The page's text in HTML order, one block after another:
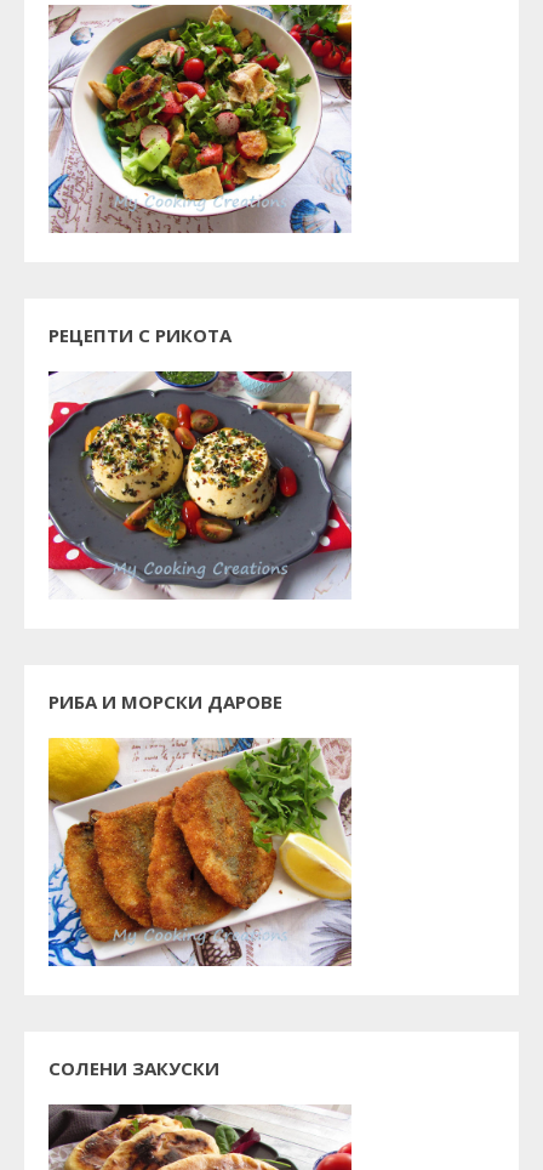
РЕЦЕПТИ С РИКОТА
РИБА И МОРСКИ ДАРОВЕ
СОЛЕНИ ЗАКУСКИ